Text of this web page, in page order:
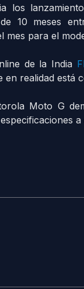
los
10 meses
mes para el
de la India
en realidad está
Moto G